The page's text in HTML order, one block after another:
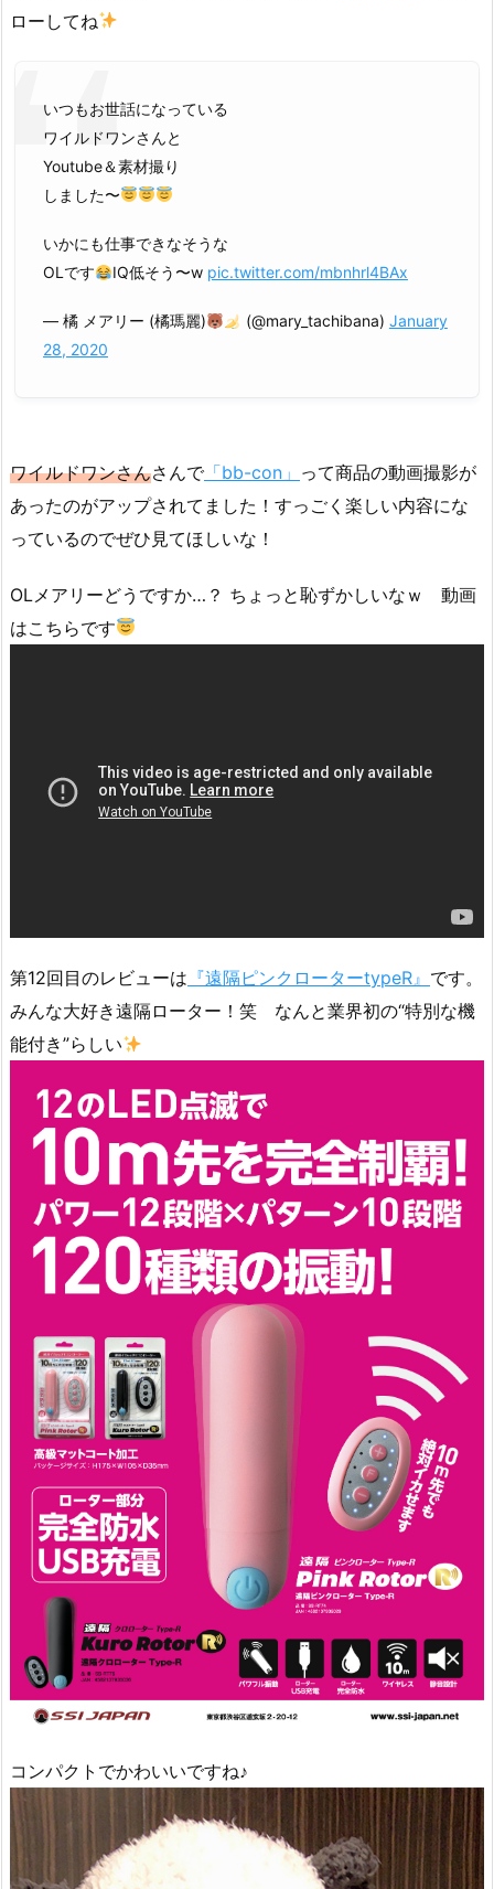
ローしてね
いつもお世話になっている
ワイルドワンさんと
Youtube＆素材撮り
しました〜
いかにも仕事できなそうな
OLです
IQ低そう〜w pic.twitter.com/mbnhrl4BAx
— 橘 メアリー (橘瑪麗) (@mary_tachibana) January
28, 2020
ワイルドワンさんさんで「bb-con」 って商品の動画撮影が
あったのがアップされてました！すっごく楽しい内容にな
っているのでぜひ見てほしいな！
OLメアリーどうですか…？ ちょっと恥ずかしいなｗ 動画
はこちらです
第12回目のレビューは 『遠隔ピンクローターtypeR』 です。
みんな大好き遠隔ローター！笑 なんと業界初の“特別な機
能付き”らしい
コンパクトでかわいいですね♪